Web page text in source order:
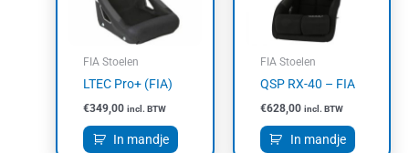
FIA Stoelen
LTEC Pro+ (FIA)
€349,00 incl. BTW
In mandje
FIA Stoelen
QSP RX-40 – FIA
€628,00 incl. BTW
In mandje